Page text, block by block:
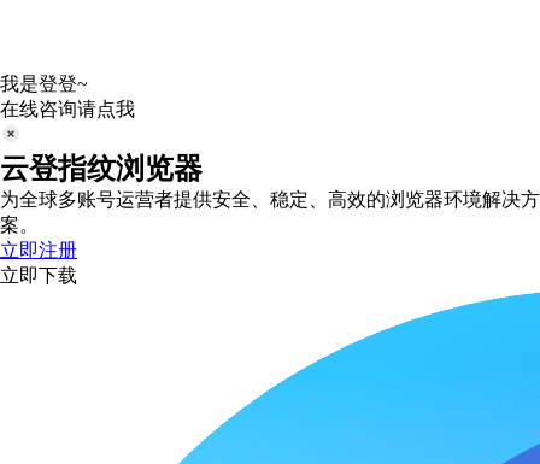
我是登登~
在线咨询请点我
云登指纹浏览器
为全球多账号运营者提供安全、稳定、高效的浏览器环境解决方
案。
立即注册
立即下载